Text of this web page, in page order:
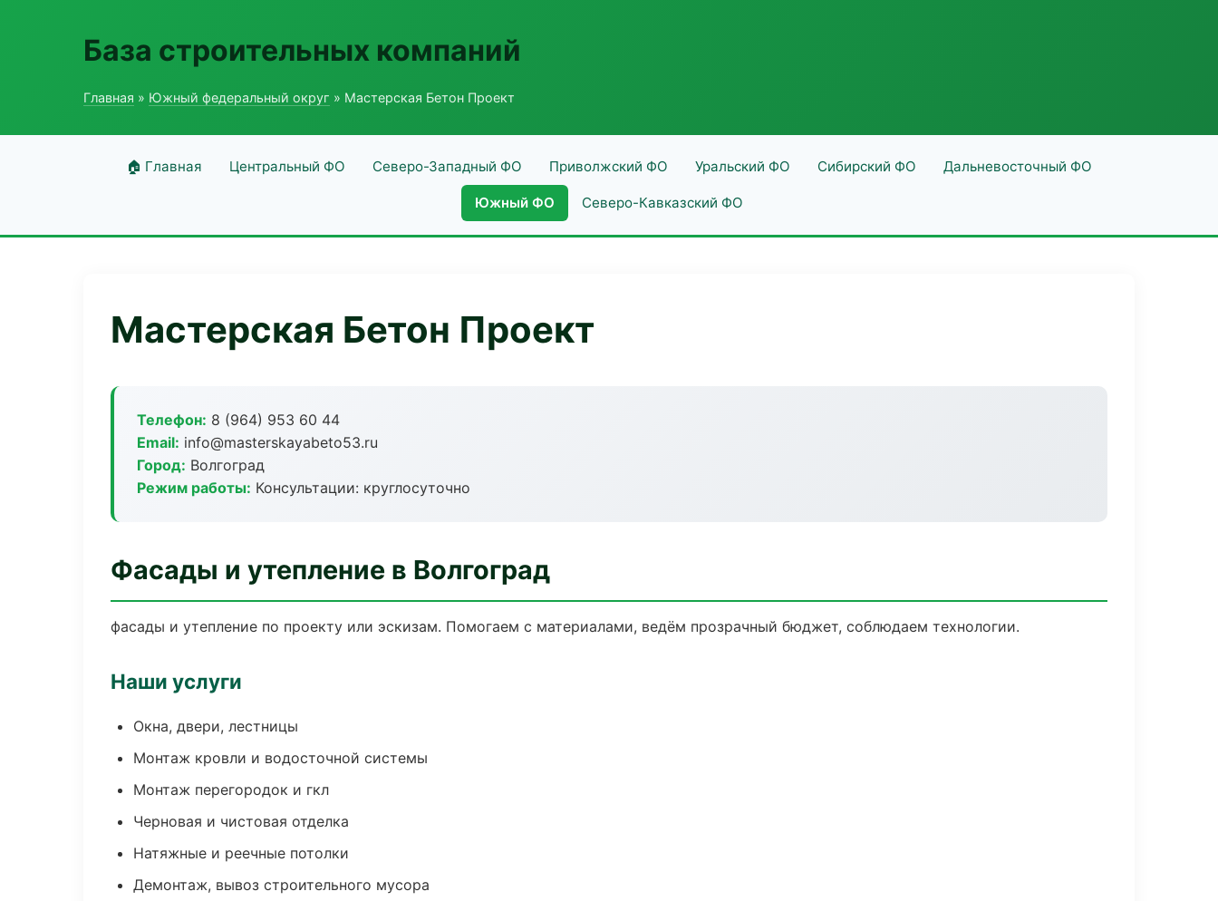
База строительных компаний
Главная » Южный федеральный округ » Мастерская Бетон Проект
🏠 Главная Центральный ФО Северо-Западный ФО Приволжский ФО Уральский ФО Сибирский ФО Дальневосточный ФО
Южный ФО Северо-Кавказский ФО
Мастерская Бетон Проект
Телефон: 8 (964) 953 60 44
Email: info@masterskayabeto53.ru
Город: Волгоград
Режим работы: Консультации: круглосуточно
Фасады и утепление в Волгоград
фасады и утепление по проекту или эскизам. Помогаем с материалами, ведём прозрачный бюджет, соблюдаем технологии.
Наши услуги
Окна, двери, лестницы
Монтаж кровли и водосточной системы
Монтаж перегородок и гкл
Черновая и чистовая отделка
Натяжные и реечные потолки
Демонтаж, вывоз строительного мусора